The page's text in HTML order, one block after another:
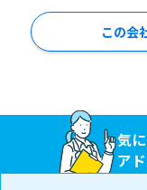
この会
気
ア